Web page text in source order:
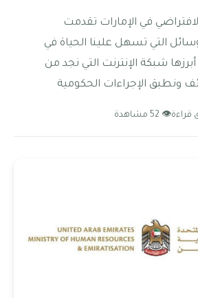
في الإمارات تقدمت
التي تسهل علينا الحياة في
شبكة الإنترنت التي نجد من
ونطبق الإجراءات الحكومية
👁 52 مشاهدة